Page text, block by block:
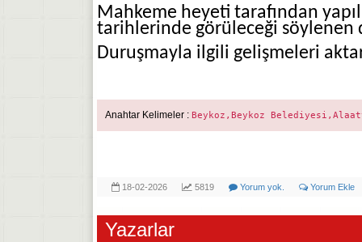
Mahkeme heyeti tarafından
tarihlerinde görüleceği söylenen
Duruşmayla ilgili gelişmeleri
Anahtar Kelimeler : Beykoz,Beykoz
18-02-2026 5819 Yorum yok. Yorum Ekle
Yazarlar